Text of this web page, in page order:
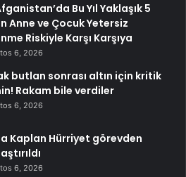
Bu Yıl Yaklaşık 5
Anne ve Çocuk Yetersiz
Riskiyle Karşı Karşıya
6, 2026
butlan sonrası altın için kritik
Rakam bile verdiler
6, 2026
Kaplan Hürriyet görevden
6, 2026